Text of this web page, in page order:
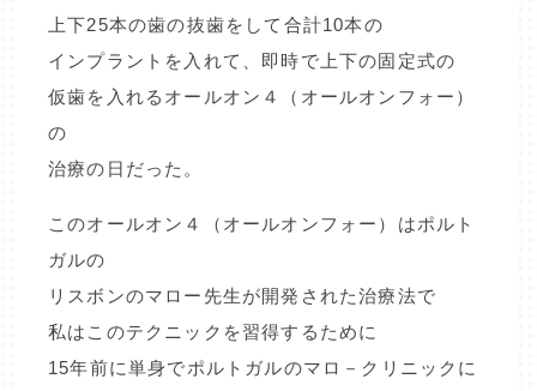
上下25本の歯の抜歯をして合計10本の
インプラントを入れて、即時で上下の固定式の
仮歯を入れるオールオン４（オールオンフォー）
の
治療の日だった。
このオールオン４（オールオンフォー）はポルト
ガルの
リスボンのマロー先生が開発された治療法で
私はこのテクニックを習得するために
15年前に単身でポルトガルのマロ－クリニックに